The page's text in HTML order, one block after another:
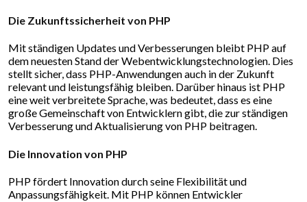
Die Zukunftssicherheit von PHP
Mit ständigen Updates und Verbesserungen bleibt PHP auf
dem neuesten Stand der Webentwicklungstechnologien. Dies
stellt sicher, dass PHP-Anwendungen auch in der Zukunft
relevant und leistungsfähig bleiben. Darüber hinaus ist PHP
eine weit verbreitete Sprache, was bedeutet, dass es eine
große Gemeinschaft von Entwicklern gibt, die zur ständigen
Verbesserung und Aktualisierung von PHP beitragen.
Die Innovation von PHP
PHP fördert Innovation durch seine Flexibilität und
Anpassungsfähigkeit. Mit PHP können Entwickler